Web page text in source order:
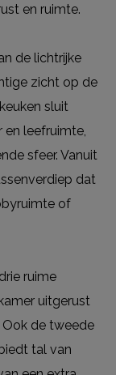
en ruimte.
de lichtrijke
zicht op de
sluit
leefruimte,
sfeer. Vanuit
dat
of
ruime
uitgerust
de tweede
tal van